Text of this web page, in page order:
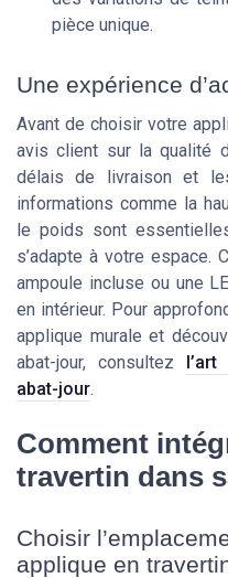
pièce unique.
Une expérience
Avant de choisir votre
avis client sur la qualité
délais de livraison et
informations comme la
le poids sont
s’adapte à votre espace.
ampoule incluse ou une
en intérieur. Pour
applique murale et
abat-jour, consultez
abat-jour.
Comment
travertin dans
Choisir
applique en